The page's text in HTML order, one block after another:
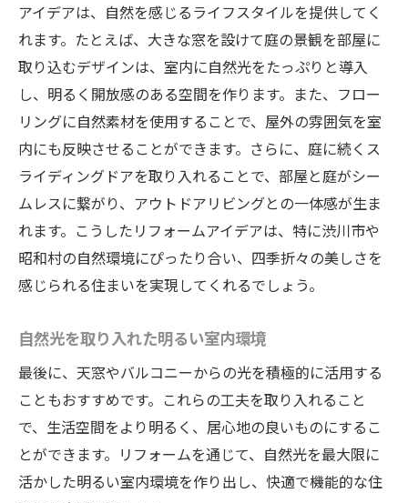
アイデアは、自然を感じるライフスタイルを提供してく
れます。たとえば、大きな窓を設けて庭の景観を部屋に
取り込むデザインは、室内に自然光をたっぷりと導入
し、明るく開放感のある空間を作ります。また、フロー
リングに自然素材を使用することで、屋外の雰囲気を室
内にも反映させることができます。さらに、庭に続くス
ライディングドアを取り入れることで、部屋と庭がシー
ムレスに繋がり、アウトドアリビングとの一体感が生ま
れます。こうしたリフォームアイデアは、特に渋川市や
昭和村の自然環境にぴったり合い、四季折々の美しさを
感じられる住まいを実現してくれるでしょう。
自然光を取り入れた明るい室内環境
最後に、天窓やバルコニーからの光を積極的に活用する
こともおすすめです。これらの工夫を取り入れること
で、生活空間をより明るく、居心地の良いものにするこ
とができます。リフォームを通じて、自然光を最大限に
活かした明るい室内環境を作り出し、快適で機能的な住